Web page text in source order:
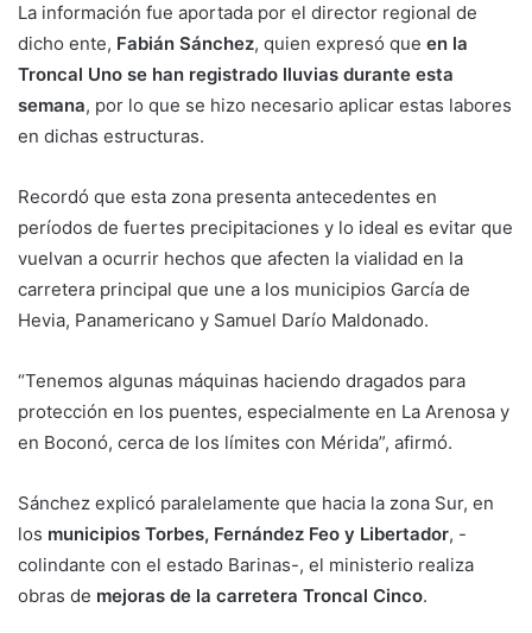
La información fue aportada por el director regional de
dicho ente, Fabián Sánchez, quien expresó que en la
Troncal Uno se han registrado lluvias durante esta
semana, por lo que se hizo necesario aplicar estas labores
en dichas estructuras.
Recordó que esta zona presenta antecedentes en
períodos de fuertes precipitaciones y lo ideal es evitar que
vuelvan a ocurrir hechos que afecten la vialidad en la
carretera principal que une a los municipios García de
Hevia, Panamericano y Samuel Darío Maldonado.
“Tenemos algunas máquinas haciendo dragados para
protección en los puentes, especialmente en La Arenosa y
en Boconó, cerca de los límites con Mérida”, afirmó.
Sánchez explicó paralelamente que hacia la zona Sur, en
los municipios Torbes, Fernández Feo y Libertador, -
colindante con el estado Barinas-, el ministerio realiza
obras de mejoras de la carretera Troncal Cinco.